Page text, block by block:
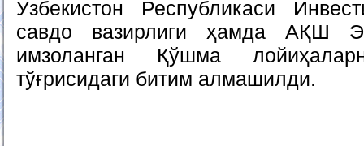
Ўзбекистон Республикаси
савдо вазирлиги ҳамда АҚШ
имзоланган Қўшма
тўғрисидаги битим алмашилди.